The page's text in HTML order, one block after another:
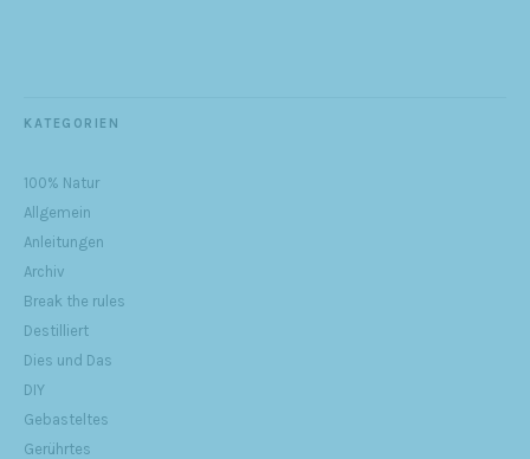
KATEGORIEN
100% Natur
Allgemein
Anleitungen
Archiv
Break the rules
Destilliert
Dies und Das
DIY
Gebasteltes
Gerührtes